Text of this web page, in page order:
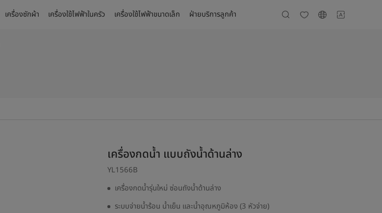
เครื่องซักผ้า เครื่องใช้ไฟฟ้าในครัว เครื่องใช้ไฟฟ้าขนาดเล็ก ฝ่ายบริการลูกค้า
เครื่องกดน้ำ แบบถังน้ำด้านล่าง
YL1566B
เครื่องกดน้ำรุ่นใหม่ ซ่อนถังน้ำด้านล่าง
ระบบจ่ายน้ำร้อน น้ำเย็น และน้ำอุณหภูมิห้อง (3 หัวจ่าย)